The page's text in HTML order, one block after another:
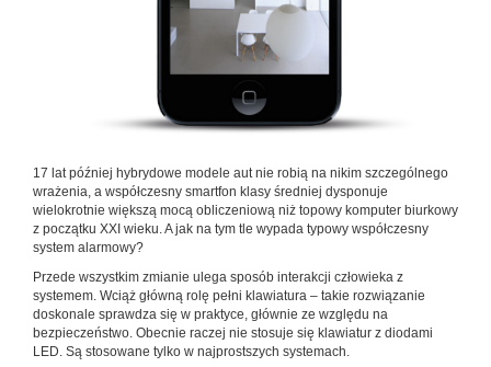
17 lat później hybrydowe modele aut nie robią na nikim szczególnego
wrażenia, a współczesny smartfon klasy średniej dysponuje
wielokrotnie większą mocą obliczeniową niż topowy komputer biurkowy
z początku XXI wieku. A jak na tym tle wypada typowy współczesny
system alarmowy?
Przede wszystkim zmianie ulega sposób interakcji człowieka z
systemem. Wciąż główną rolę pełni klawiatura – takie rozwiązanie
doskonale sprawdza się w praktyce, głównie ze względu na
bezpieczeństwo. Obecnie raczej nie stosuje się klawiatur z diodami
LED. Są stosowane tylko w najprostszych systemach.